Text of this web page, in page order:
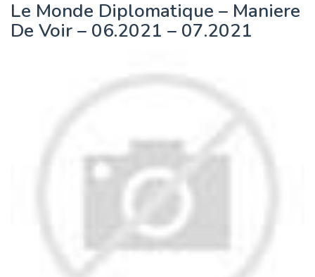
Le Monde Diplomatique – Maniere
De Voir – 06.2021 – 07.2021